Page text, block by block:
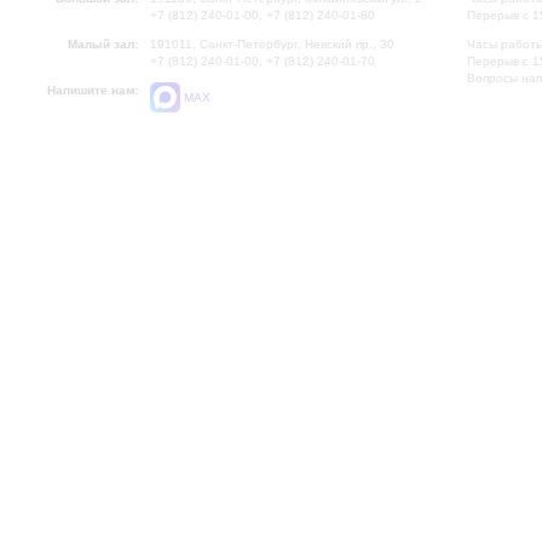
+7 (812) 240-01-00, +7 (812) 240-01-80
Малый зал:
191011, Санкт-Петербург, Невский пр., 30
+7 (812) 240-01-00, +7 (812) 240-01-70
Напишите нам:
MAX
Перерыв с
Часы
Перерыв с
Вопросы